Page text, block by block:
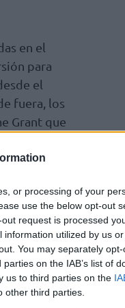
or processing of your
use the below opt-out
request is processed
utilized by us
You may separately
on the IAB’s list of
us to third parties on the
other third parties.
en el
para
el
fuera, los
Grant que
además
Breogán
cuarto,
Madrid
Chus